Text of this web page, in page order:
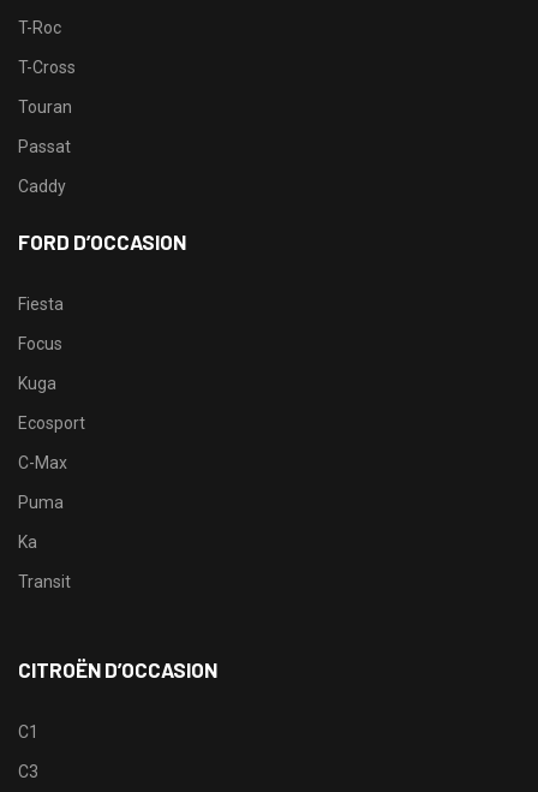
T-Roc
T-Cross
Touran
Passat
Caddy
FORD D’OCCASION
Fiesta
Focus
Kuga
Ecosport
C-Max
Puma
Ka
Transit
CITROËN D’OCCASION
C1
C3